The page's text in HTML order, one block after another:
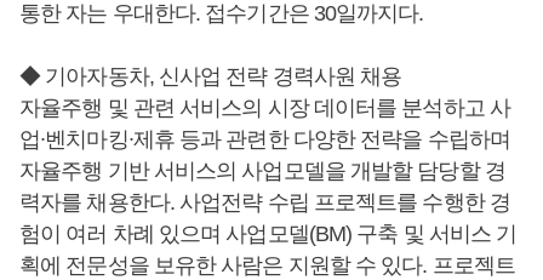
통한 자는 우대한다. 접수기간은 30일까지다.
◆ 기아자동차, 신사업 전략 경력사원 채용
자율주행 및 관련 서비스의 시장 데이터를 분석하고 사
업∙벤치마킹∙제휴 등과 관련한 다양한 전략을 수립하며
자율주행 기반 서비스의 사업모델을 개발할 담당할 경
력자를 채용한다. 사업전략 수립 프로젝트를 수행한 경
험이 여러 차례 있으며 사업모델(BM) 구축 및 서비스 기
획에 전문성을 보유한 사람은 지원할 수 있다. 프로젝트